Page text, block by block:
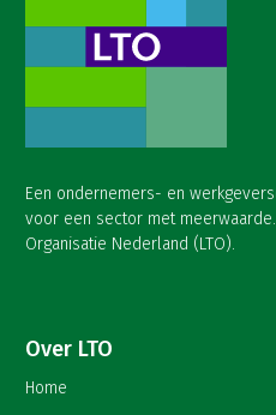
Een ondernemers- en
voor een sector met
Organisatie Nederland (LTO).
Over LTO
Home